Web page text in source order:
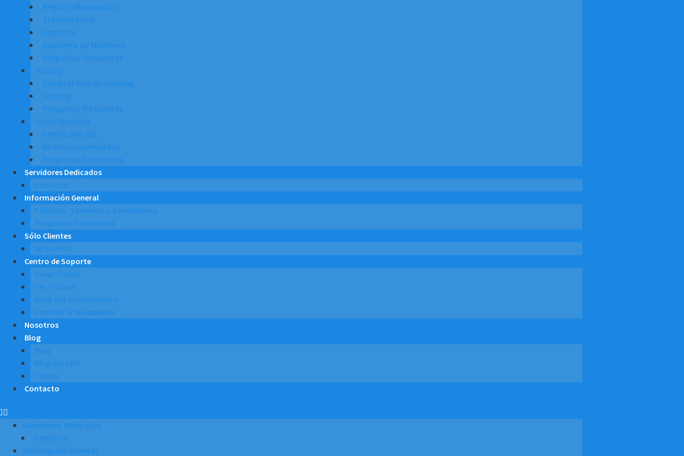
Registro/Renovación
Transferencia
Dominios
Ayudante de Nombres
Preguntas Frecuentes
Hosting
Comprar Plan de Hosting
Hosting
Preguntas Frecuentes
Otros Servicios
Certificado SSL
Redireccionamientos
Preguntas Frecuentes
Servidores Dedicados
Contacto
Información General
Políticas, Términos y Condiciones
Preguntas Frecuentes
Sólo Clientes
Mi cuenta
Centro de Soporte
Crear Ticket
Ver Tickets
Base del Conocimiento
Verificar IP Bloqueada
Nosotros
Blog
Blog
Blog del CEO
Videos
Contacto
Servidores Dedicados
Contacto
Información General